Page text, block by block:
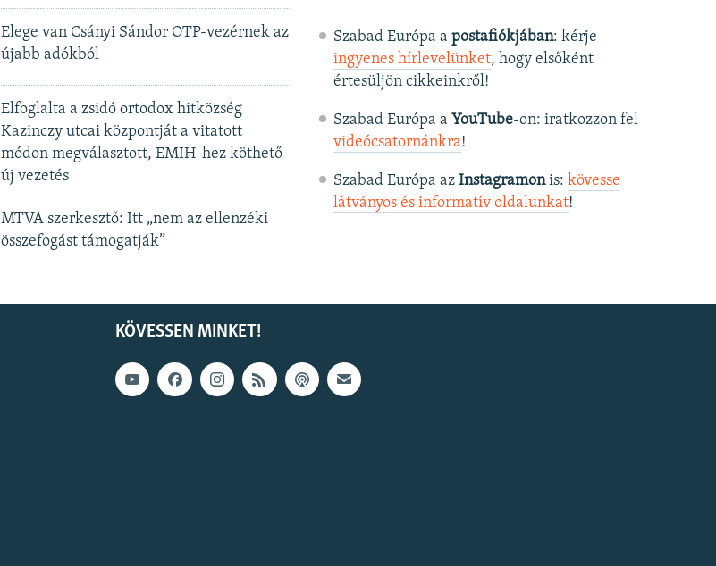
Elege van Csányi Sándor OTP-vezérnek az
újabb adókból
Elfoglalta a zsidó ortodox hitközség
Kazinczy utcai központját a vitatott
módon megválasztott, EMIH-hez köthető
új vezetés
MTVA szerkesztő: Itt „nem az ellenzéki
összefogást támogatják”
Szabad Európa a postafiókjában: kérje
ingyenes hírlevelünket, hogy elsőként
értesüljön cikkeinkről!
Szabad Európa a YouTube-on: iratkozzon fel
videócsatornánkra!
Szabad Európa az Instagramonis: kövesse
látványos és informatív oldalunkat! ​
KÖVESSEN MINKET!